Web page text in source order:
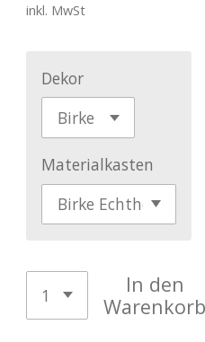
inkl. MwSt
Dekor
Materialkasten
In den